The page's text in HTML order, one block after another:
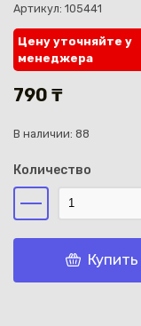
Артикул: 105441
Цену уточняйте у
менеджера
790 ₸
В наличии: 88
Количество
Купить